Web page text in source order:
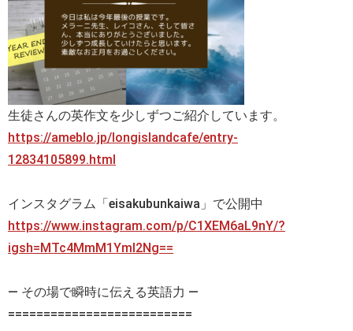
生徒さんの英作文を少しずつご紹介しています。
https://ameblo.jp/longislandcafe/entry-
12834105899.html
インスタグラム「eisakubunkaiwa」で公開中
https://www.instagram.com/p/C1XEM6aL9nY/?
igsh=MTc4MmM1YmI2Ng==
— その場で瞬時に伝える英語力 —
==========================